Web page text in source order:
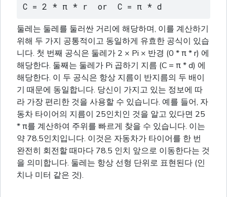
C = 2 * π * r  or  C = π * d
둘레는 둘레를 둘러싼 거리에 해당하며, 이를 계산하기
위해 두 가지 공통적이고 동일하게 유효한 공식이 있습
니다. 첫 번째 공식은 둘레가 2 × Pi × 반경 (0 * π * r) 에
해당한다. 둘째는 둘레가 Pi 곱하기 지름 (C = π * d) 에
해당한다. 이 두 공식은 항상 지름이 반지름의 두 배이
기 때문에 동일합니다. 당신이 가지고 있는 정보에 따
라 가장 편리한 것을 사용할 수 있습니다. 예를 들어, 자
동차 타이어의 지름이 25인치인 것을 알고 있다면 25
* π를 계산하여 주위를 빠르게 찾을 수 있습니다. 이는
약 78.5인치입니다. 이것은 자동차가 타이어를 한 번
완전히 회전할 때마다 78.5 인치 앞으로 이동한다는 것
을 의미합니다. 둘레는 항상 선형 단위로 표현된다 (인
치나 미터 같은 것).